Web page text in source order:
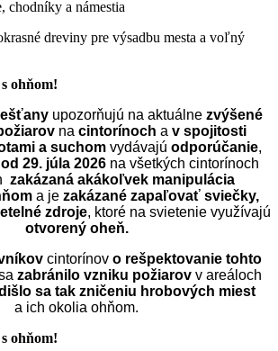
chodníky a námestia
dreviny pre výsadbu mesta a voľný
ohňom!
upozorňujú na aktuálne zvýšené
na cintorínoch a v spojitosti
a suchom vydávajú odporúčanie,
od 29. júla 2026 na všetkých cintorínoch
zakázaná akákoľvek manipulácia
a je zakázané zapaľovať sviečky,
zdroje, ktoré na svietenie využívajú
otvorený oheň.
cintorínov o rešpektovanie tohto
zabránilo vzniku požiarovv areáloch
sa tak zničeniu hrobových miest
a ich okolia ohňom.
ohňom!